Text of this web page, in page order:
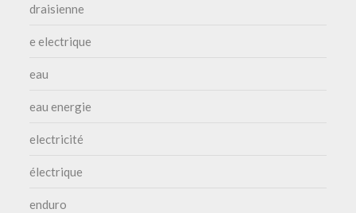
draisienne
e electrique
eau
eau energie
electricité
électrique
enduro